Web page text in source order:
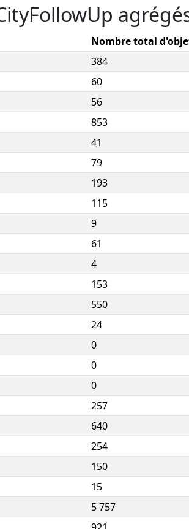
Nombre total
384
60
56
853
41
79
193
115
9
61
4
153
550
24
0
0
0
257
640
254
150
15
5 757